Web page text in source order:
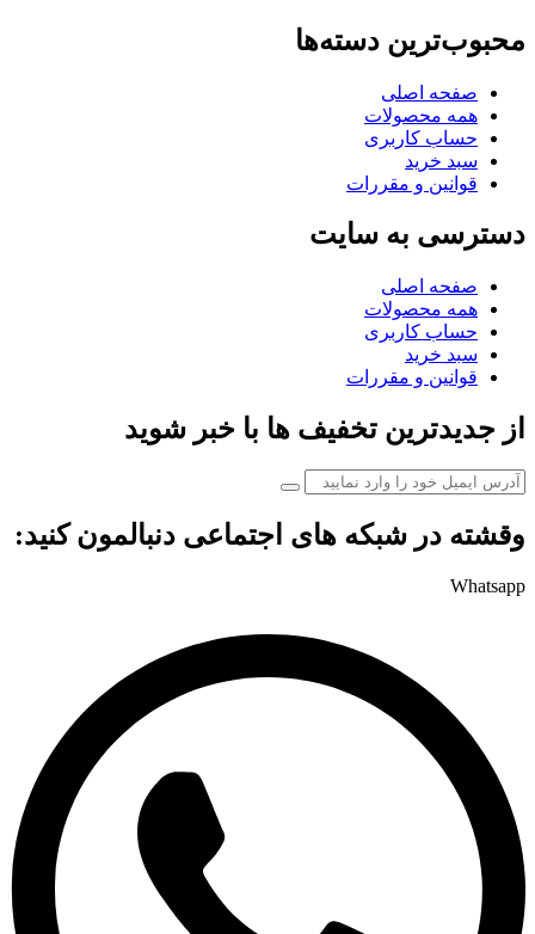
محبوب‌ترین دسته‌ها
صفحه اصلی
همه محصولات
حساب کاربری
سبد خرید
قوانین و مقررات
دسترسی به سایت
صفحه اصلی
همه محصولات
حساب کاربری
سبد خرید
قوانین و مقررات
از جدیدترین تخفیف ها با خبر شوید
وقشته در شبکه های اجتماعی دنبالمون کنید:
Whatsapp